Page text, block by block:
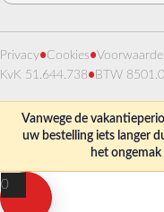
Privacy•Cookies•
KvK 51.644.738• BTW
Vanwege de
uw bestelling iets langer
het
0